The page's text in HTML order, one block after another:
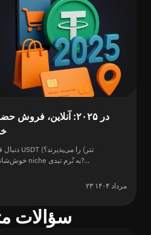
خوش‌شانسید. پرداخت با استیبل‌کوین‌ها از niche به نُرم تبدی?...
۲۳ مرداد ۱۴۰۴
سؤالات